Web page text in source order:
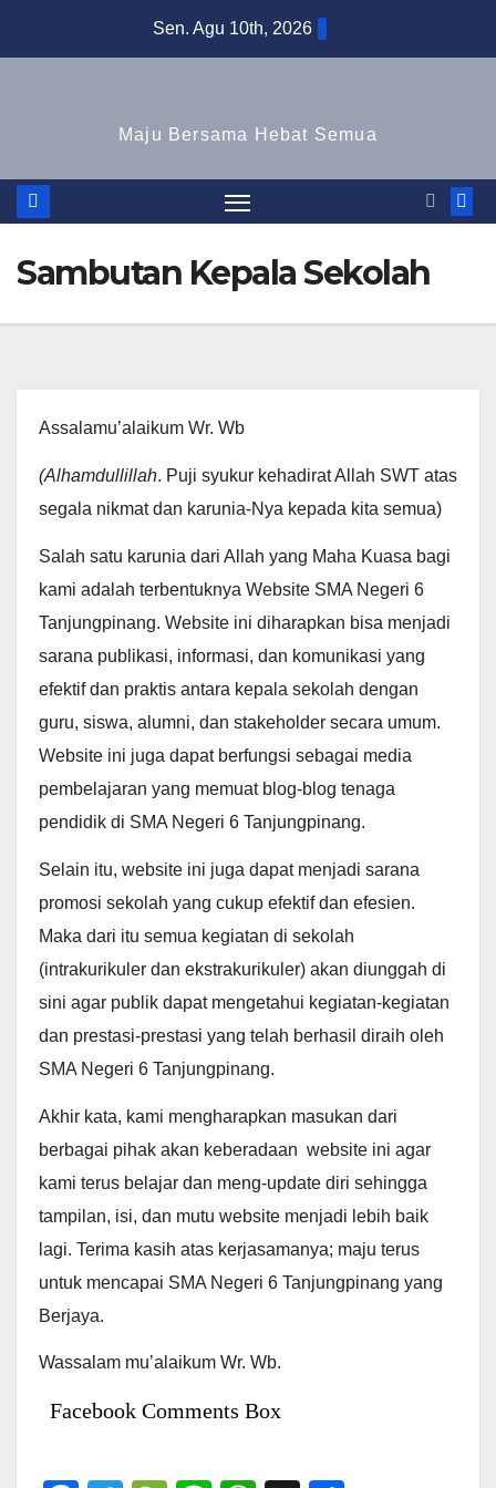
Sen. Agu 10th, 2026
Maju Bersama Hebat Semua
Sambutan Kepala Sekolah
Assalamu’alaikum Wr. Wb
(Alhamdullillah. Puji syukur kehadirat Allah SWT atas
segala nikmat dan karunia-Nya kepada kita semua)
Salah satu karunia dari Allah yang Maha Kuasa bagi
kami adalah terbentuknya Website SMA Negeri 6
Tanjungpinang. Website ini diharapkan bisa menjadi
sarana publikasi, informasi, dan komunikasi yang
efektif dan praktis antara kepala sekolah dengan
guru, siswa, alumni, dan stakeholder secara umum.
Website ini juga dapat berfungsi sebagai media
pembelajaran yang memuat blog-blog tenaga
pendidik di SMA Negeri 6 Tanjungpinang.
Selain itu, website ini juga dapat menjadi sarana
promosi sekolah yang cukup efektif dan efesien.
Maka dari itu semua kegiatan di sekolah
(intrakurikuler dan ekstrakurikuler) akan diunggah di
sini agar publik dapat mengetahui kegiatan-kegiatan
dan prestasi-prestasi yang telah berhasil diraih oleh
SMA Negeri 6 Tanjungpinang.
Akhir kata, kami mengharapkan masukan dari
berbagai pihak akan keberadaan website ini agar
kami terus belajar dan meng-update diri sehingga
tampilan, isi, dan mutu website menjadi lebih baik
lagi. Terima kasih atas kerjasamanya; maju terus
untuk mencapai SMA Negeri 6 Tanjungpinang yang
Berjaya.
Wassalam mu’alaikum Wr. Wb.
Facebook Comments Box